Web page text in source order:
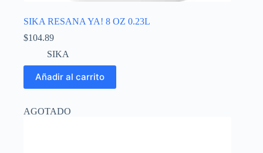
SIKA RESANA YA! 8 OZ 0.23L
$104.89
SIKA
Añadir al carrito
AGOTADO